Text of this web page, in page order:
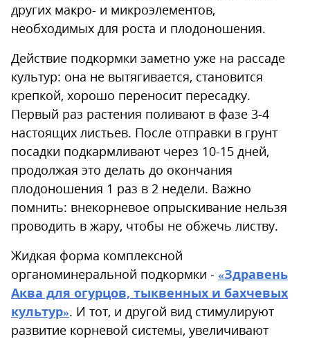
других макро- и микроэлементов,
необходимых для роста и плодоношения.
Действие подкормки заметно уже на рассаде
культур: она не вытягивается, становится
крепкой, хорошо переносит пересадку.
Первый раз растения поливают в фазе 3-4
настоящих листьев. После отправки в грунт
посадки подкармливают через 10-15 дней,
продолжая это делать до окончания
плодоношения 1 раз в 2 недели. Важно
помнить: внекорневое опрыскивание нельзя
проводить в жару, чтобы не обжечь листву.
Жидкая форма комплексной
органоминеральной подкормки - «Здравень
Аква для огурцов, тыквенных и бахчевых
культур». И тот, и другой вид стимулируют
развитие корневой системы, увеличивают